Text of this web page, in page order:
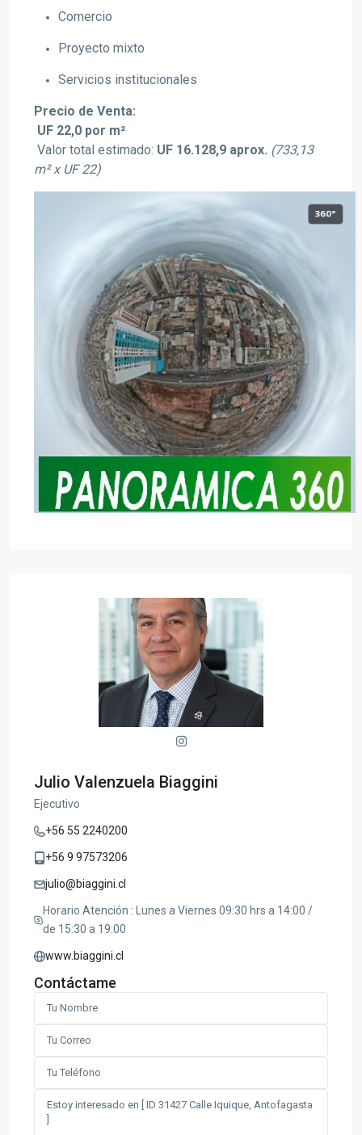
Comercio
Proyecto mixto
Servicios institucionales
Precio de Venta:
UF 22,0 por m²
Valor total estimado: UF 16.128,9 aprox. (733,13
m² x UF 22)
Julio Valenzuela Biaggini
Ejecutivo
+56 55 2240200
+56 9 97573206
julio@biaggini.cl
Horario Atención : Lunes a Viernes 09:30 hrs a 14:00 /
de 15:30 a 19:00
www.biaggini.cl
Contáctame